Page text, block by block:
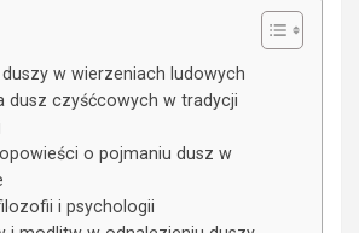
w wierzeniach ludowych
dusz czyśćcowych w tradycji
o pojmaniu dusz w
i psychologii